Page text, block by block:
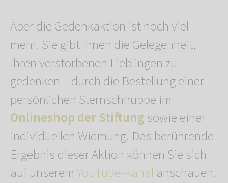
Aber die Gedenkaktion ist noch viel
mehr. Sie gibt Ihnen die Gelegenheit,
Ihren verstorbenen Lieblingen zu
gedenken – durch die Bestellung einer
persönlichen Sternschnuppe im
Onlineshop der Stiftungsowie einer
individuellen Widmung. Das berührende
Ergebnis dieser Aktion können Sie sich
auf unseremYouTube-Kanal anschauen.